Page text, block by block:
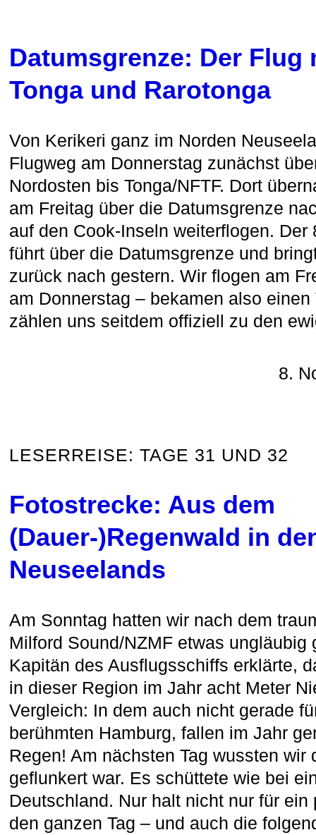
Datumsgrenze: Der Flug
Tonga und Rarotonga
Von Kerikeri ganz im Norden
Flugweg am Donnerstag zunächst
Nordosten bis Tonga/NFTF. Dort
am Freitag über die Datumsgrenze
auf den Cook-Inseln weiterflogen. Der
führt über die Datumsgrenze und
zurück nach gestern. Wir flogen am
am Donnerstag – bekamen also
zählen uns seitdem offiziell zu den
8.
LESERREISE: TAGE 31 UND 32
Fotostrecke: Aus dem
(Dauer-)Regenwald in
Neuseelands
Am Sonntag hatten wir nach dem
Milford Sound/NZMF etwas ungläubig
Kapitän des Ausflugsschiffs erklärte,
in dieser Region im Jahr acht Meter
Vergleich: In dem auch nicht gerade
berühmten Hamburg, fallen im Jahr
Regen! Am nächsten Tag wussten wir
geflunkert war. Es schüttete wie bei
Deutschland. Nur halt nicht nur für
den ganzen Tag – und auch die